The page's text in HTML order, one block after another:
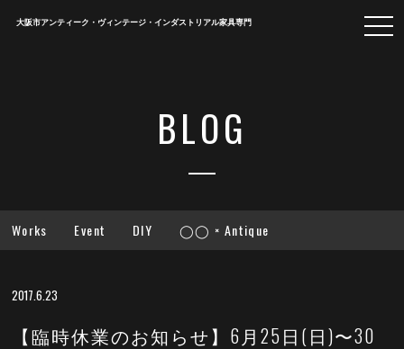
大阪市アンティーク・ヴィンテージ・インダストリアル家具専門
BLOG
2017.6.23
【臨時休業のお知らせ】6月25日(日)〜30
Works Event DIY ◯◯ × Antique